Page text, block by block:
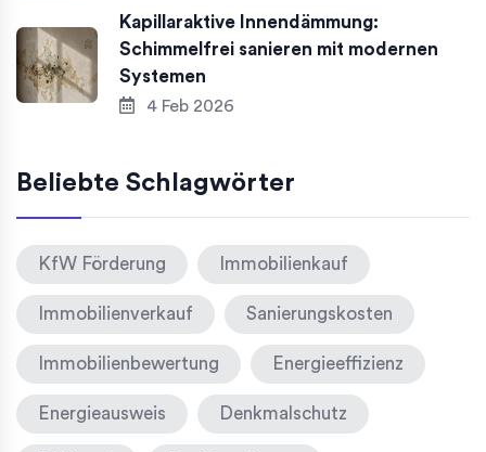
Kapillaraktive Innendämmung:
Schimmelfrei sanieren mit modernen
Systemen
4 Feb 2026
Beliebte Schlagwörter
KfW Förderung Immobilienkauf
Immobilienverkauf Sanierungskosten
Immobilienbewertung Energieeffizienz
Energieausweis Denkmalschutz